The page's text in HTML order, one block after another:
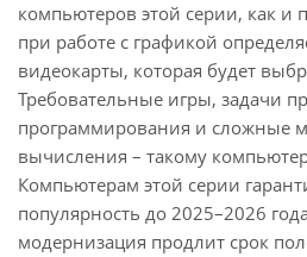
компьютеров этой серии, как и
при работе с графикой
видеокарты, которая будет
Требовательные игры, задачи
программирования и сложные
вычисления – такому
Компьютерам этой серии
популярность до 2025–2026
модернизация продлит срок